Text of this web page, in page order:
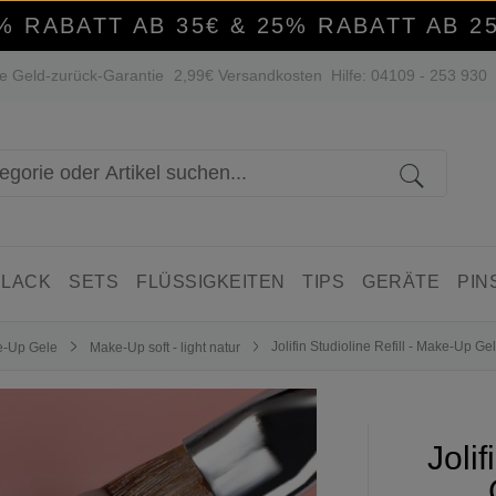
RABATT AB 35€ & 25% RABATT AB
Geld-zurück-Garantie 2,99€ Versandkosten Hilfe: 04109 - 253 930
SETS FLÜSSIGKEITEN TIPS GERÄTE
Up Gele Make-Up soft - light natur Jolifin Studioline Refill - Make-Up